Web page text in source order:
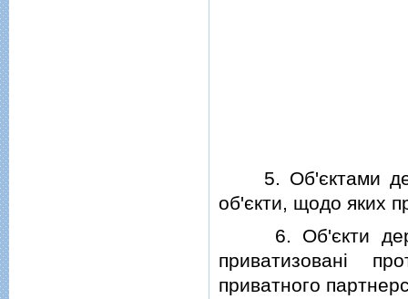
5. Об'єктами
об'єкти, щодо яких
6. Об'єкти
приватизованi
приватного